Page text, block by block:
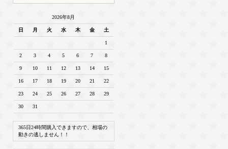
2026年8月
日 月 火 水 木 金 土
1
2 3 4 5 6 7 8
9 10 11 12 13 14 15
16 17 18 19 20 21 22
23 24 25 26 27 28 29
30 31
365日24時間購入できますので、相場の
動きの逃しません！！